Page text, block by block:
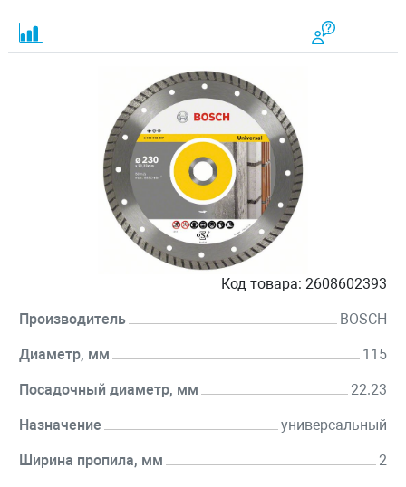
Код товара: 2608602393
Производитель BOSCH
Диаметр, мм 115
Посадочный диаметр, мм 22.23
Назначение универсальный
Ширина пропила, мм 2